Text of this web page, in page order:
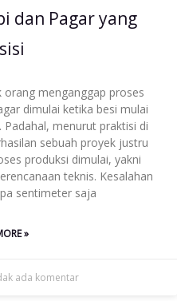
dan Pagar yang
orang menganggap proses
dimulai ketika besi mulai
menurut praktisi di
sebuah proyek justru
produksi dimulai, yakni
teknis. Kesalahan
sentimeter saja
»
ada komentar